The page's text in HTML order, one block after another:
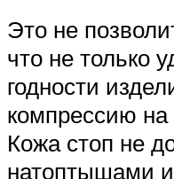
Это не
что не только
годности
компрессию
Кожа стоп не
натоптышами